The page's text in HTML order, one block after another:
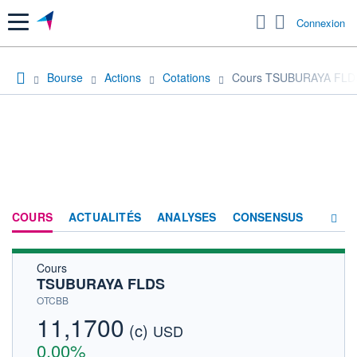
Menu Connexion
Bourse Actions Cotations Cours TSUBURAYA
COURS ACTUALITÉS ANALYSES CONSENSUS
ACTIONNAIRES
Cours
TSUBURAYA FLDS
OTCBB
11,1700 (c) USD
0,00%